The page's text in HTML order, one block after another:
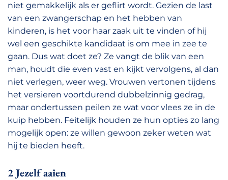
niet gemakkelijk als er geflirt wordt. Gezien de last
van een zwangerschap en het hebben van
kinderen, is het voor haar zaak uit te vinden of hij
wel een geschikte kandidaat is om mee in zee te
gaan. Dus wat doet ze? Ze vangt de blik van een
man, houdt die even vast en kijkt vervolgens, al dan
niet verlegen, weer weg. Vrouwen vertonen tijdens
het versieren voortdurend dubbelzinnig gedrag,
maar ondertussen peilen ze wat voor vlees ze in de
kuip hebben. Feitelijk houden ze hun opties zo lang
mogelijk open: ze willen gewoon zeker weten wat
hij te bieden heeft.
2 Jezelf aaien